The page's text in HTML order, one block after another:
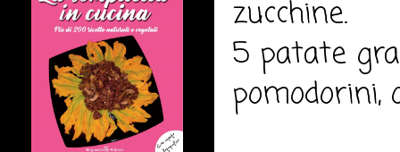
zucchine.
5 patate
pomodorini,